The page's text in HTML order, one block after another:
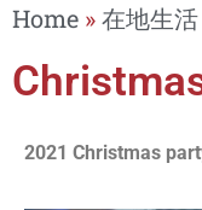
Home »在地生活
2021 Christmas